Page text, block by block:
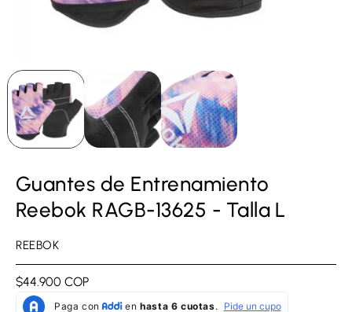
Guantes de Entrenamiento
Reebok RAGB-13625 - Talla L
REEBOK
Precio
regular
$44.900 COP